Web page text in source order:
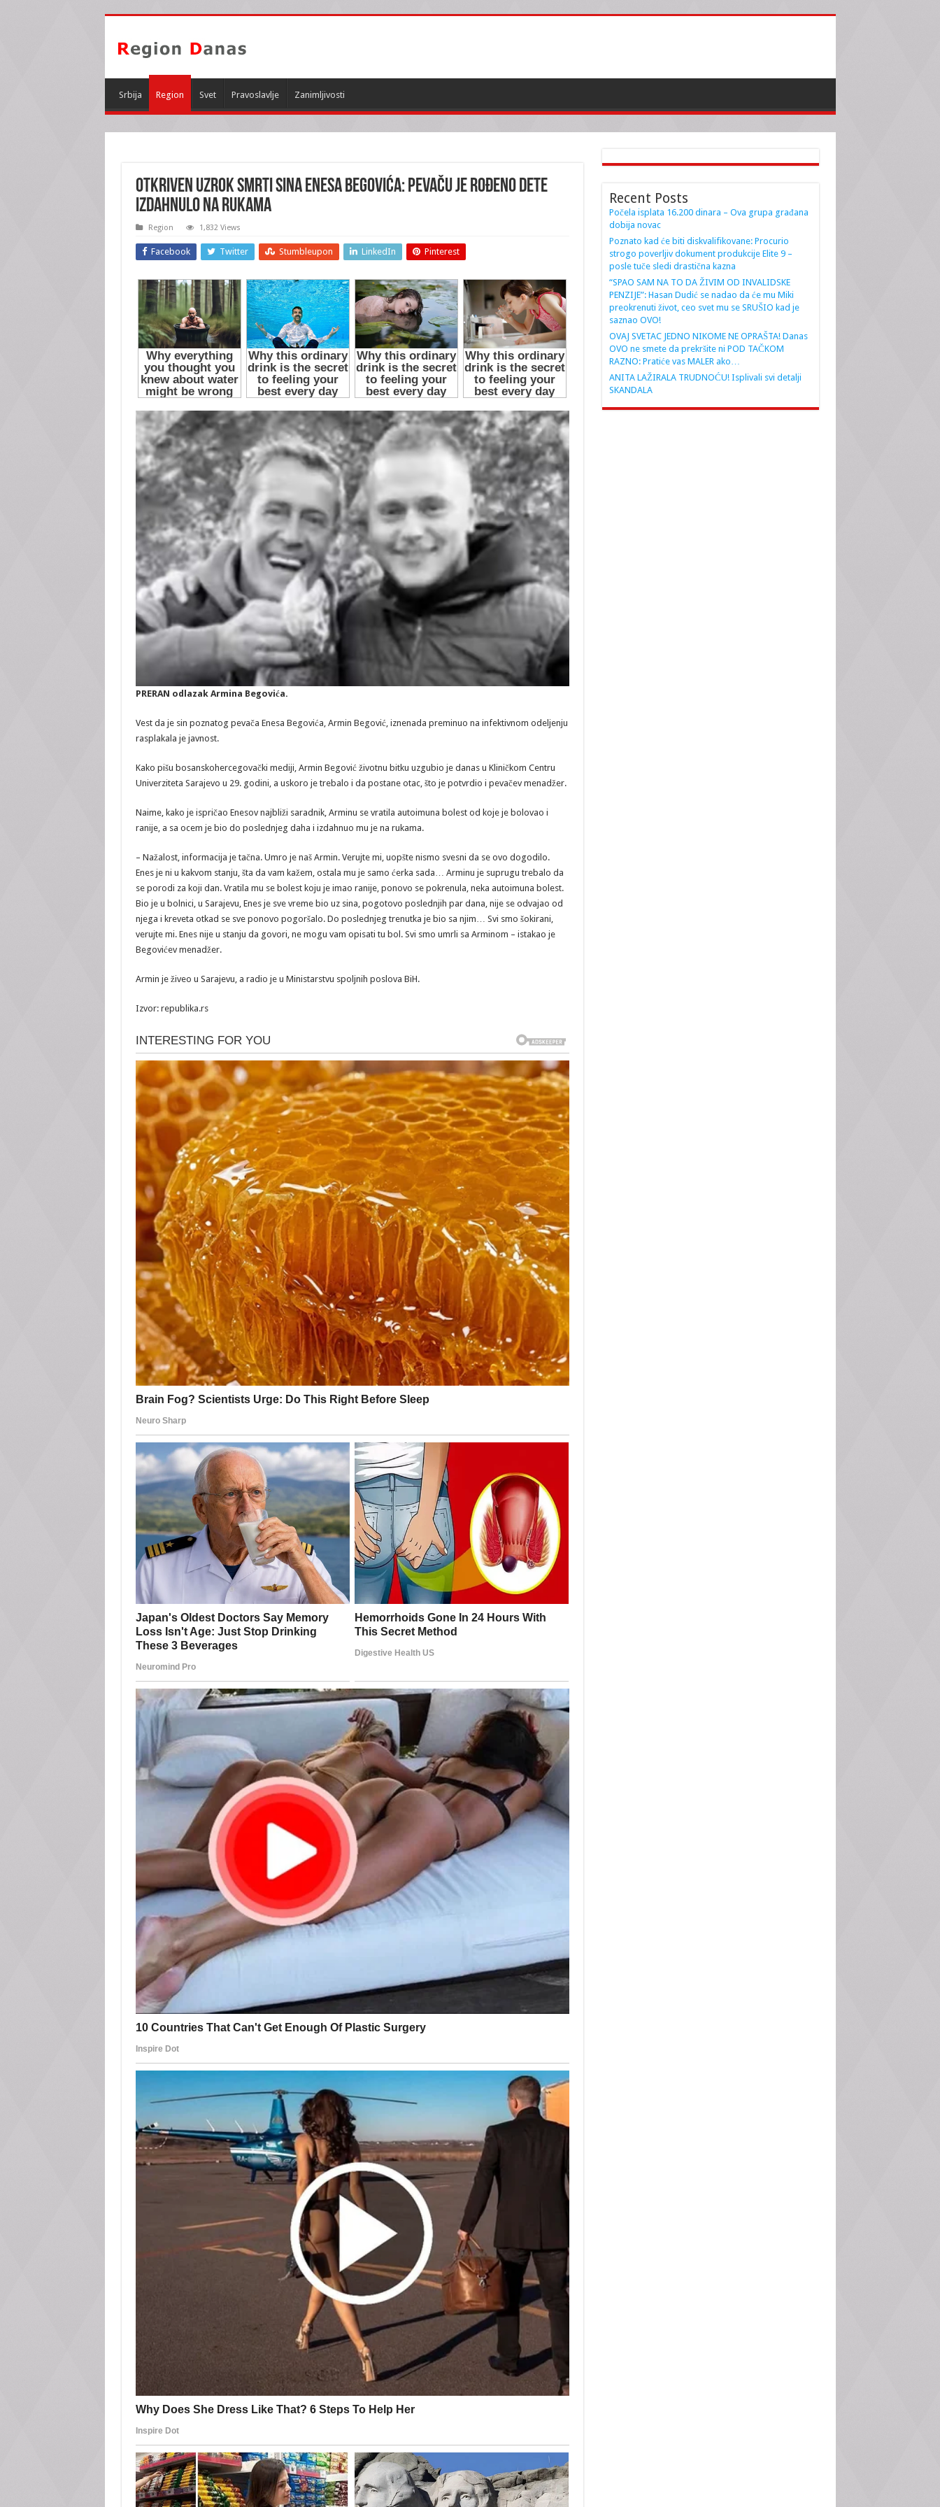
Srbija Region Svet Pravoslavlje Zanimljivosti
OTKRIVEN UZROK SMRTI SINA ENESA BEGOVIĆA: Pevaču je rođeno dete
izdahnulo NA RUKAMA
Region 1,832 Views
Facebook Twitter Stumbleupon LinkedIn Pinterest
PRERAN odlazak Armina Begovića.
Vest da je sin poznatog pevača Enesa Begovića, Armin Begović, iznenada preminuo na infektivnom odeljenju
rasplakala je javnost.
Kako pišu bosanskohercegovački mediji, Armin Begović životnu bitku uzgubio je danas u Kliničkom Centru
Univerziteta Sarajevo u 29. godini, a uskoro je trebalo i da postane otac, što je potvrdio i pevačev menadžer.
Naime, kako je ispričao Enesov najbliži saradnik, Arminu se vratila autoimuna bolest od koje je bolovao i
ranije, a sa ocem je bio do poslednjeg daha i izdahnuo mu je na rukama.
– Nažalost, informacija je tačna. Umro je naš Armin. Verujte mi, uopšte nismo svesni da se ovo dogodilo.
Enes je ni u kakvom stanju, šta da vam kažem, ostala mu je samo ćerka sada… Arminu je suprugu trebalo da
se porodi za koji dan. Vratila mu se bolest koju je imao ranije, ponovo se pokrenula, neka autoimuna bolest.
Bio je u bolnici, u Sarajevu, Enes je sve vreme bio uz sina, pogotovo poslednjih par dana, nije se odvajao od
njega i kreveta otkad se sve ponovo pogoršalo. Do poslednjeg trenutka je bio sa njim… Svi smo šokirani,
verujte mi. Enes nije u stanju da govori, ne mogu vam opisati tu bol. Svi smo umrli sa Arminom – istakao je
Begovićev menadžer.
Armin je živeo u Sarajevu, a radio je u Ministarstvu spoljnih poslova BiH.
Izvor: republika.rs
Recent Posts
Počela isplata 16.200 dinara – Ova grupa građana
dobija novac
Poznato kad će biti diskvalifikovane: Procurio
strogo poverljiv dokument produkcije Elite 9 –
posle tuče sledi drastična kazna
“SPAO SAM NA TO DA ŽIVIM OD INVALIDSKE
PENZIJE”: Hasan Dudić se nadao da će mu Miki
preokrenuti život, ceo svet mu se SRUŠIO kad je
saznao OVO!
OVAJ SVETAC JEDNO NIKOME NE OPRAŠTA! Danas
OVO ne smete da prekršite ni POD TAČKOM
RAZNO: Pratiće vas MALER ako…
ANITA LAŽIRALA TRUDNOĆU! Isplivali svi detalji
SKANDALA